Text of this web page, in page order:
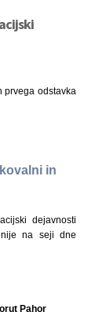
prvega odstavka
in
dejavnosti
na seji dne
Pahor